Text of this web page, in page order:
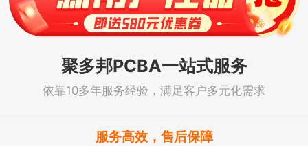
聚多邦PCBA一站式服务
依靠10多年服务经验，满足客户多元化需求
服务高效，售后保障